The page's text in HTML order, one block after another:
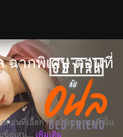
ฉากพิเศษ ตอนที่
ตอนที่เอื้อกำลังมีปัญหาพอดี นั่น
ข้อเสน... เพิ่มเติม